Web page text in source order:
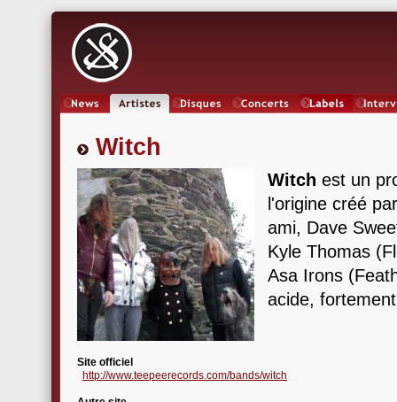
Witch
Witch est un
l'origine créé
ami, Dave
Kyle Thomas
Asa Irons
acide,
Site officiel
http://www.teepeerecords.com/bands/witch